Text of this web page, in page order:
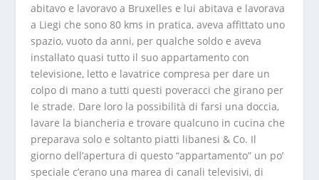
abitavo e lavoravo a Bruxelles e lui abitava e lavorava
a Liegi che sono 80 kms in pratica, aveva affittato uno
spazio, vuoto da anni, per qualche soldo e aveva
installato quasi tutto il suo appartamento con
televisione, letto e lavatrice compresa per dare un
colpo di mano a tutti questi poveracci che girano per
le strade. Dare loro la possibilità di farsi una doccia,
lavare la biancheria e trovare qualcuno in cucina che
preparava solo e soltanto piatti libanesi & Co. Il
giorno dell’apertura di questo “appartamento” un po’
speciale c’erano una marea di canali televisivi, di